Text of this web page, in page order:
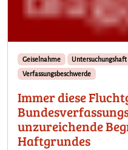
Geiselnahme Untersuchungshaft
Verfassungsbeschwerde
Immer diese
unzureichende
Haftgrundes